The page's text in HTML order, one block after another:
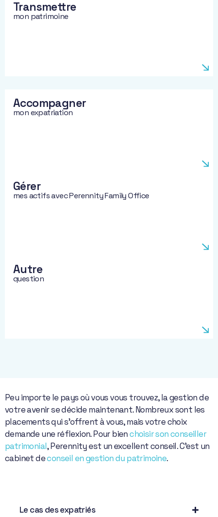
Transmettre
mon patrimoine
Accompagner
mon expatriation
Gérer
mes actifs avec Perennity Family Office
Autre
question
Peu importe le pays où vous vous trouvez, la gestion de
votre avenir se décide maintenant. Nombreux sont les
placements qui s’offrent à vous, mais votre choix
demande une réflexion. Pour bienchoisir son conseiller
patrimonial, Perennity est un excellent conseil. C’est un
cabinet deconseil en gestion du patrimoine.
Le cas des expatriés